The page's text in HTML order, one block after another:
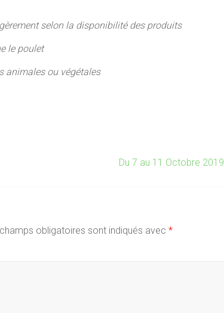
selon la disponibilité des produits
le poulet
animales ou végétales
Du 7 au 11 Octobre 2019
obligatoires sont indiqués avec *